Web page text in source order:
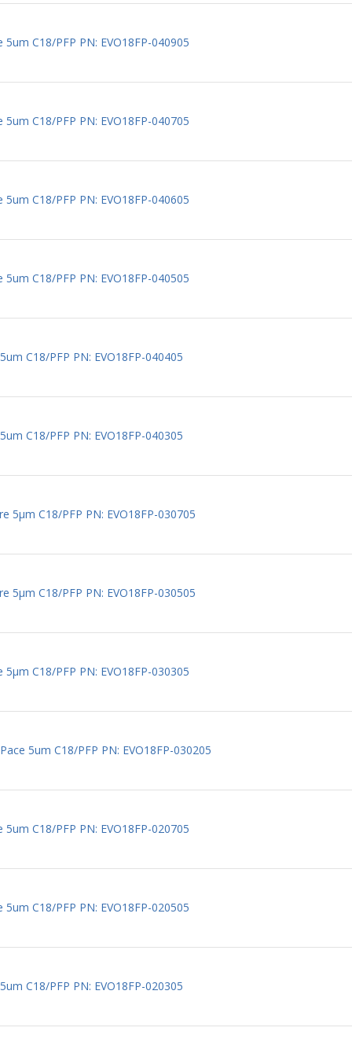
C18/PFP PN: EVO18FP-040905
C18/PFP PN: EVO18FP-040705
C18/PFP PN: EVO18FP-040605
C18/PFP PN: EVO18FP-040505
C18/PFP PN: EVO18FP-040405
C18/PFP PN: EVO18FP-040305
5µm C18/PFP PN: EVO18FP-030705
5µm C18/PFP PN: EVO18FP-030505
C18/PFP PN: EVO18FP-030305
5um C18/PFP PN: EVO18FP-030205
C18/PFP PN: EVO18FP-020705
C18/PFP PN: EVO18FP-020505
C18/PFP PN: EVO18FP-020305